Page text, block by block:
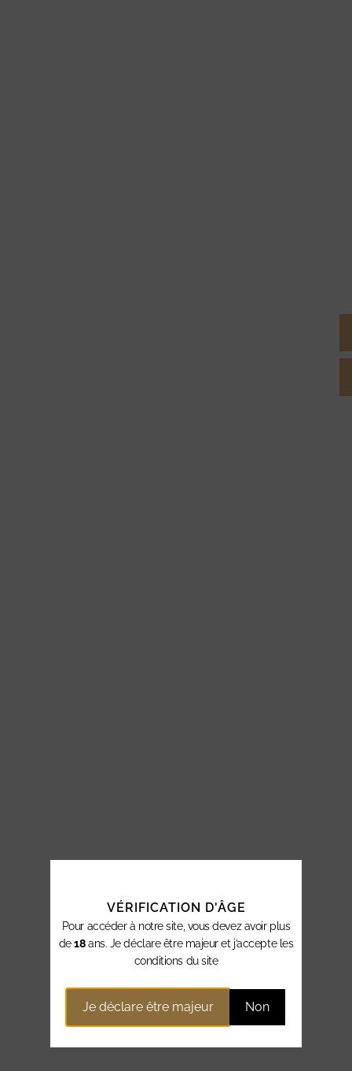
VÉRIFICATION D'ÂGE
Pour accéder à notre site, vous devez avoir plus
de18ans. Je déclare être majeur et j’accepte les
conditions du site
Je déclare être majeur Non